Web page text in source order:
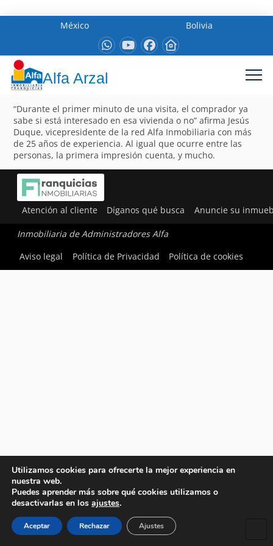
México Bolivia
Alfa Arzal
“Durante el primer minuto de una visita, el comprador ya
sabe si está interesado en esa vivienda o no” afirma Jesús
Duque, vicepresidente de la red Alfa Inmobiliaria con más
de 25 años de experiencia. Al igual que ocurre entre las
personas, la primera impresión cuenta, y mucho.
Atención al cliente Díganos qué busca Anuncie su
Inmobiliaria de Administradores Alfa
Aviso legal
Política de Privacidad Política de cookies
Utilizamos cookies para ofrecerte la mejor experiencia en
nuestra web.
Puedes aprender más sobre qué cookies utilizamos o
desactivarlas en los ajustes.
Aceptar Rechazar Ajustes